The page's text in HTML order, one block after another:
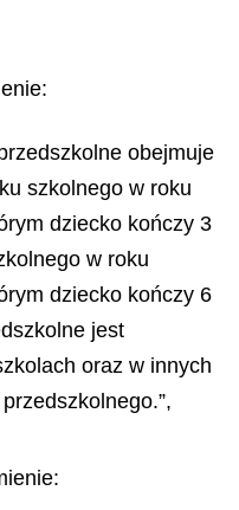
obejmuje
szkolnego w roku
dziecko kończy 3
w roku
dziecko kończy 6
jest
oraz w innych